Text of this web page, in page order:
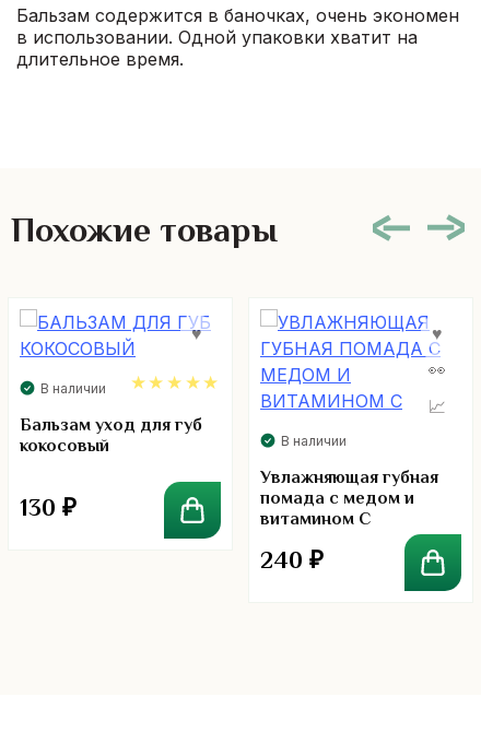
Бальзам содержится в баночках, очень экономен
в использовании. Одной упаковки хватит на
длительное время.
Похожие товары
В наличии
5.00
Бальзам уход для губ
кокосовый
130 ₽
В наличии
Увлажняющая губная
помада с медом и
витамином C
240 ₽